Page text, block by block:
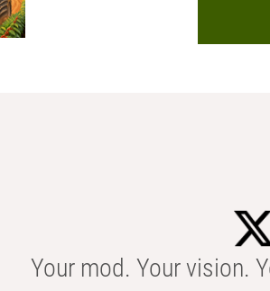
Your mod. Your vision.